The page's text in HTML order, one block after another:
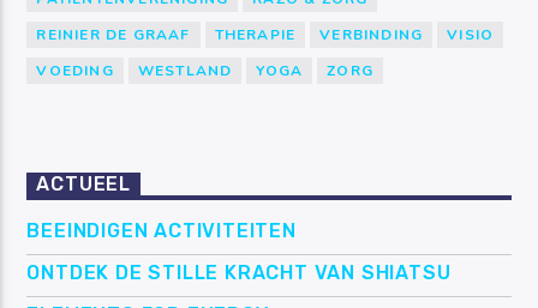
REINIER DE GRAAF
THERAPIE VERBINDING
VISIO
VOEDING
WESTLAND YOGA ZORG
ACTUEEL
BEEINDIGEN ACTIVITEITEN
ONTDEK DE STILLE KRACHT VAN SHIATSU